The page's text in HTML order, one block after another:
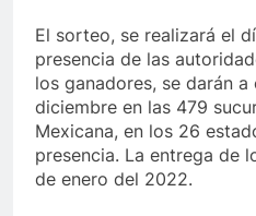
El sorteo, se realizará el
presencia de las
los ganadores, se darán
diciembre en las 479
Mexicana, en los 26
presencia. La entrega de
de enero del 2022.